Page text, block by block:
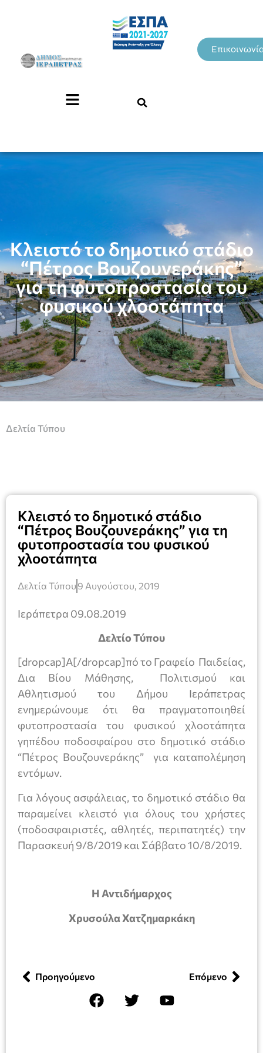
Κλειστό το δημοτικό στάδιο
“Πέτρος Βουζουνεράκης”
για τη φυτοπροστασία του
φυσικού χλοοτάπητα
Δελτία Τύπου
Κλειστό το δημοτικό στάδιο
“Πέτρος Βουζουνεράκης” για τη
φυτοπροστασία του φυσικού
χλοοτάπητα
Δελτία Τύπου 9 Αυγούστου, 2019
Ιεράπετρα 09.08.2019
Δελτίο Τύπου
[dropcap]Α[/dropcap]πό το Γραφείο Παιδείας,
Δια Βίου Μάθησης, Πολιτισμού και
Αθλητισμού του Δήμου Ιεράπετρας
ενημερώνουμε ότι θα πραγματοποιηθεί
φυτοπροστασία του φυσικού χλοοτάπητα
γηπέδου ποδοσφαίρου στο δημοτικό στάδιο
“Πέτρος Βουζουνεράκης” για καταπολέμηση
εντόμων.
Για λόγους ασφάλειας, το δημοτικό στάδιο θα
παραμείνει κλειστό για όλους του χρήστες
(ποδοσφαιριστές, αθλητές, περιπατητές) την
Παρασκευή 9/8/2019 και Σάββατο 10/8/2019.
Η Αντιδήμαρχος
Χρυσούλα Χατζημαρκάκη
Προηγούμενο Επόμενο